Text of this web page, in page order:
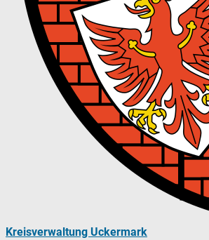
Kreisverwaltung Uckermark